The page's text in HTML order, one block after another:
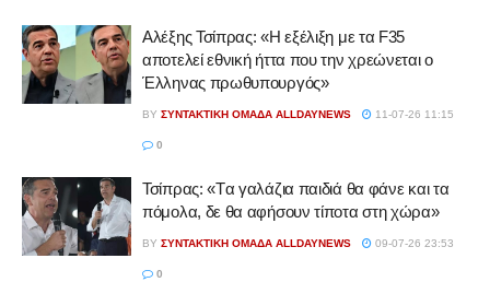
Αλέξης Τσίπρας: «Η εξέλιξη με τα F35
αποτελεί εθνική ήττα που την χρεώνεται ο
Έλληνας πρωθυπουργός»
BY ΣΥΝΤΑΚΤΙΚΉ ΟΜΆΔΑ ALLDAYNEWS 11-07-26 11:15
0
Τσίπρας: «Tα γαλάζια παιδιά θα φάνε και τα
πόμολα, δε θα αφήσουν τίποτα στη χώρα»
BY ΣΥΝΤΑΚΤΙΚΉ ΟΜΆΔΑ ALLDAYNEWS 09-07-26 23:53
0